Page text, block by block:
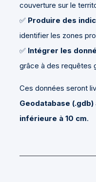
couverture sur le
✅ Produire des
identifier les zones
✅ Intégrer les
grâce à des requêtes
Ces données seront
Geodatabase (.gdb)
inférieure à 10 cm.